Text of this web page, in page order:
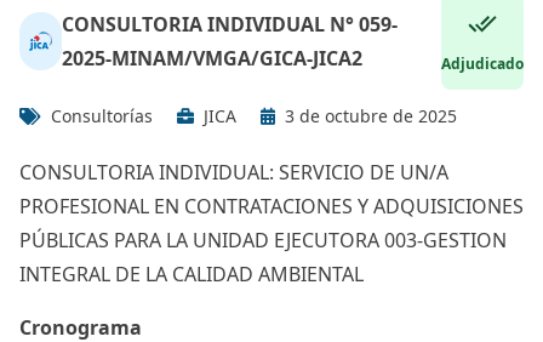
CONSULTORIA INDIVIDUAL N° 059-
2025-MINAM/VMGA/GICA-JICA2
Adjudicado
Consultorías JICA 3 de octubre de 2025
CONSULTORIA INDIVIDUAL: SERVICIO DE UN/A
PROFESIONAL EN CONTRATACIONES Y ADQUISICIONES
PÚBLICAS PARA LA UNIDAD EJECUTORA 003-GESTION
INTEGRAL DE LA CALIDAD AMBIENTAL
Cronograma